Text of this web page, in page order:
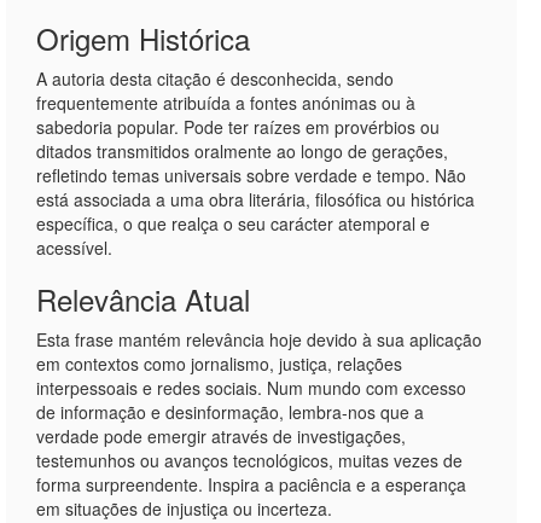
Origem Histórica
A autoria desta citação é desconhecida, sendo
frequentemente atribuída a fontes anónimas ou à
sabedoria popular. Pode ter raízes em provérbios ou
ditados transmitidos oralmente ao longo de gerações,
refletindo temas universais sobre verdade e tempo. Não
está associada a uma obra literária, filosófica ou histórica
específica, o que realça o seu carácter atemporal e
acessível.
Relevância Atual
Esta frase mantém relevância hoje devido à sua aplicação
em contextos como jornalismo, justiça, relações
interpessoais e redes sociais. Num mundo com excesso
de informação e desinformação, lembra-nos que a
verdade pode emergir através de investigações,
testemunhos ou avanços tecnológicos, muitas vezes de
forma surpreendente. Inspira a paciência e a esperança
em situações de injustiça ou incerteza.